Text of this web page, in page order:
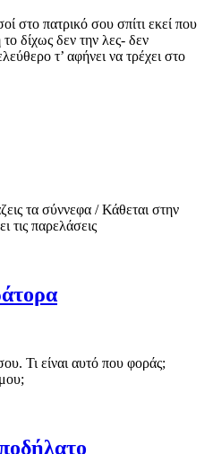
στο πατρικό σου σπίτι εκεί που
δίχως δεν την λες- δεν
τ’ αφήνει να τρέχει στο
τα σύννεφα / Κάθεται στην
τις παρελάσεις
Τι είναι αυτό που φοράς;